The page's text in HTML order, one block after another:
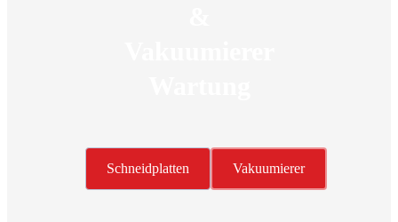
Schneidplatten Vakuumierer